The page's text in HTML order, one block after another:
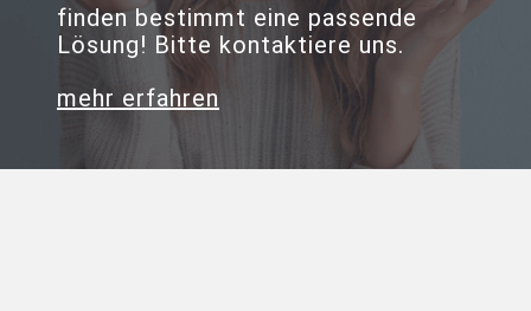
finden bestimmt eine passende
Lösung! Bitte kontaktiere uns.
mehr erfahren